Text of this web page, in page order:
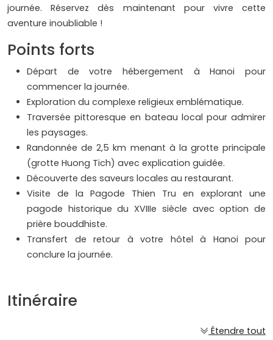
journée. Réservez dès maintenant pour vivre cette
aventure inoubliable !
Points forts
Départ de votre hébergement à Hanoi pour
commencer la journée.
Exploration du complexe religieux emblématique.
Traversée pittoresque en bateau local pour admirer
les paysages.
Randonnée de 2,5 km menant à la grotte principale
(grotte Huong Tich) avec explication guidée.
Découverte des saveurs locales au restaurant.
Visite de la Pagode Thien Tru en explorant une
pagode historique du XVIIIe siècle avec option de
prière bouddhiste.
Transfert de retour à votre hôtel à Hanoi pour
conclure la journée.
Itinéraire
Étendre tout